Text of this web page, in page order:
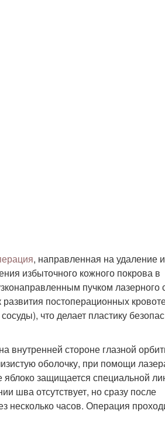
, направленная на удаление
избыточного кожного покрова в
пучком лазерного
постоперационных
что делает пластику
внутренней стороне глазной
оболочку, при помощи
яблоко защищается специальной
шва отсутствует, но сразу после
несколько часов. Операция